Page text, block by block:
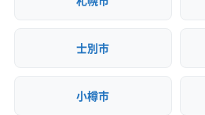
士別市
小樽市